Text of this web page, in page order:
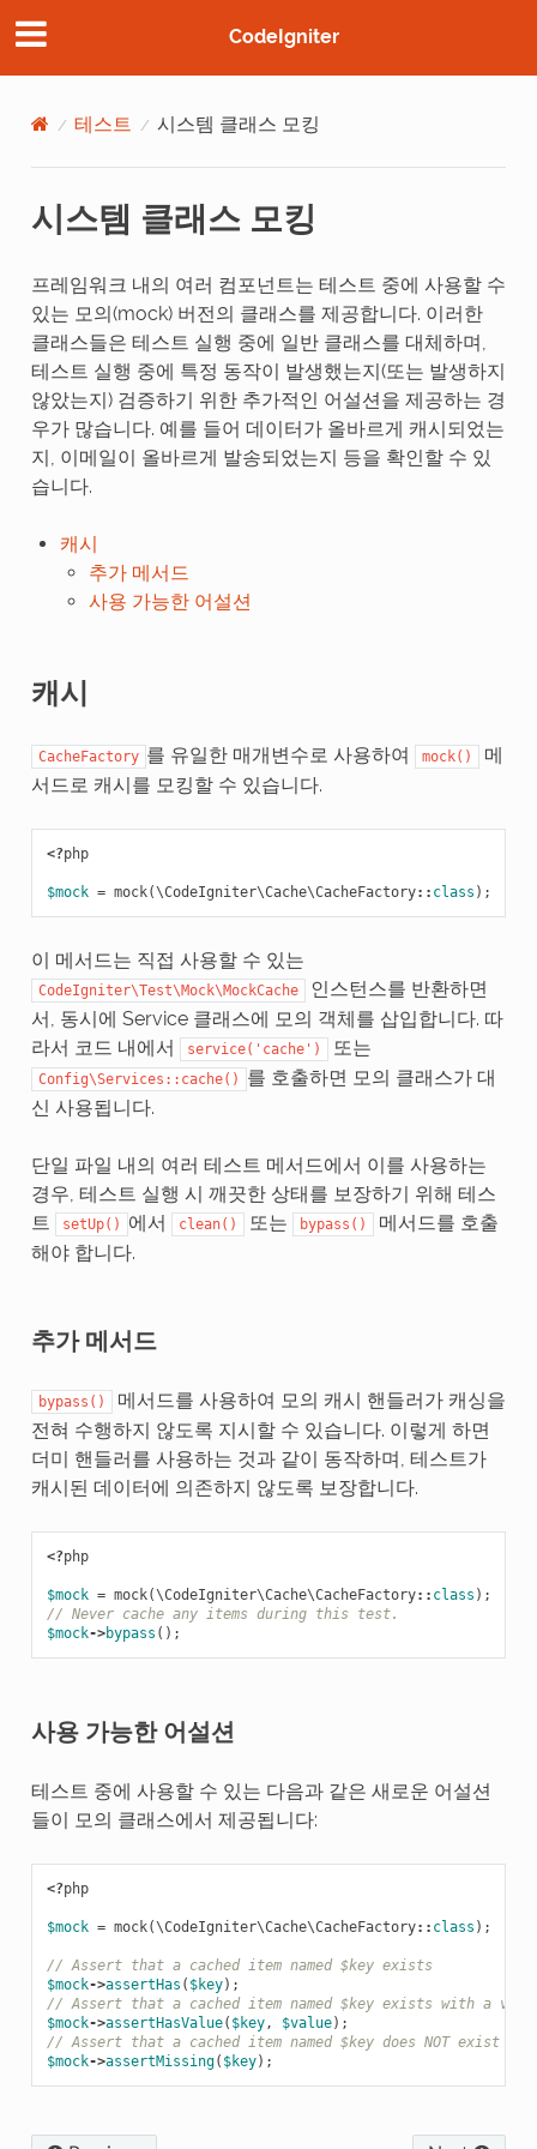
CodeIgniter
테스트 시스템 클래스 모킹
시스템 클래스 모킹
프레임워크 내의 여러 컴포넌트는 테스트 중에 사용할 수
있는 모의(mock) 버전의 클래스를 제공합니다. 이러한
클래스들은 테스트 실행 중에 일반 클래스를 대체하며,
테스트 실행 중에 특정 동작이 발생했는지(또는 발생하지
않았는지) 검증하기 위한 추가적인 어설션을 제공하는 경
우가 많습니다. 예를 들어 데이터가 올바르게 캐시되었는
지, 이메일이 올바르게 발송되었는지 등을 확인할 수 있
습니다.
캐시
추가 메서드
사용 가능한 어설션
캐시
CacheFactory 를 유일한 매개변수로 사용하여 mock()
메
서드로 캐시를 모킹할 수 있습니다.
<?php
$mock = mock(\CodeIgniter\Cache\CacheFactory:: class );
이 메서드는 직접 사용할 수 있는
CodeIgniter\Test\Mock\MockCache
인스턴스를 반환하면
서, 동시에 Service 클래스에 모의 객체를 삽입합니다. 따
라서 코드 내에서
service('cache') 또는
Config\Services::cache()
를 호출하면 모의 클래스가 대
신 사용됩니다.
단일 파일 내의 여러 테스트 메서드에서 이를 사용하는
경우, 테스트 실행 시 깨끗한 상태를 보장하기 위해 테스
트
setUp() 에서 clean() 또는 bypass()
메서드를 호출
해야 합니다.
추가 메서드
bypass()
메서드를 사용하여 모의 캐시 핸들러가 캐싱을
전혀 수행하지 않도록 지시할 수 있습니다. 이렇게 하면
더미 핸들러를 사용하는 것과 같이 동작하며, 테스트가
캐시된 데이터에 의존하지 않도록 보장합니다.
<?php
$mock = mock(\CodeIgniter\Cache\CacheFactory:: class );
// Never cache any items during this test.
$mock->bypass ();
사용 가능한 어설션
테스트 중에 사용할 수 있는 다음과 같은 새로운 어설션
들이 모의 클래스에서 제공됩니다:
<?php
$mock = mock(\CodeIgniter\Cache\CacheFactory:: class );
// Assert that a cached item named $key exists
$mock->assertHas ( $key);
// Assert that a cached item named $key exists with a
$mock->assertHasValue( $key, $value);
// Assert that a cached item named $key does NOT exist
$mock->assertMissing( $key);